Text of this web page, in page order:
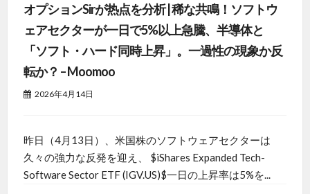
オプションSirが热点を分析 | 稀な共鳴！ソフトウ
ェアセクターが一日で5%以上急騰、半導体と
「ソフト・ハード同時上昇」。一過性の現象か反
転か？ – Moomoo
2026年4月14日
昨日（4月13日）、米国株のソフトウェアセクターは
久々の強力な反発を迎え、 $iShares Expanded Tech-
Software Sector ETF (IGV.US)$一日の上昇率は5%を...